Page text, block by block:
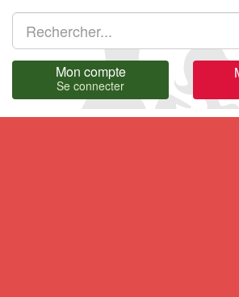
Mon compte
Se connecter